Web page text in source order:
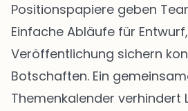
Positionspapiere geben
Einfache Abläufe für
Veröffentlichung sichern
Botschaften. Ein
Themenkalender verhindert